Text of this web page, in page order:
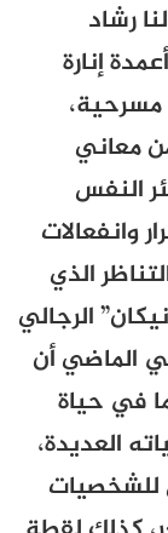
رشاد
إنارة
مسرحية،
معاني
النفس
وانفعالات
الذي
الرجالي
الماضي أن
في حياة
العديدة،
للشخصيات